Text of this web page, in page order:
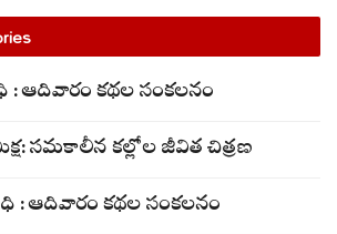
: ఆదివారం కథల సంకలనం
సమకాలీన కల్లోల జీవిత చిత్రణ
: ఆదివారం కథల సంకలనం